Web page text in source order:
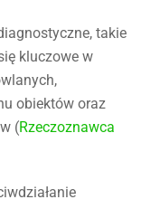
takie
kluczowe w
obiektów oraz
(Rzeczoznawca